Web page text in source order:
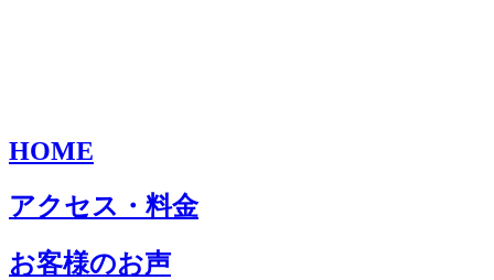
HOME
アクセス・料金
お客様のお声